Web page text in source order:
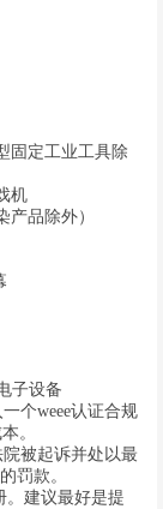
固定工业工具除
机
品除外）
子设备
一个weee认证合规
。
被起诉并处以最
罚款。
。建议最好是提